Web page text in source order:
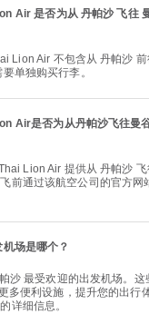
Air 是否为从 丹帕沙 飞往
单独购买行李。
Air是否为从丹帕沙飞往曼
前通过该航空公司的官方网
场是哪个？
沙 最受欢迎的出发机场。这
多便利设施，提升您的出行
详细信息。